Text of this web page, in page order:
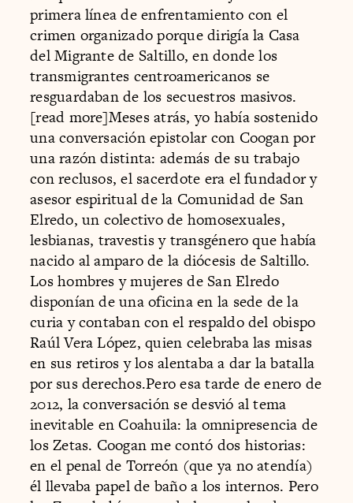
primera línea de enfrentamiento con el
crimen organizado porque dirigía la Casa
del Migrante de Saltillo, en donde los
transmigrantes centroamericanos se
resguardaban de los secuestros masivos.
[read more]Meses atrás, yo había sostenido
una conversación epistolar con Coogan por
una razón distinta: además de su trabajo
con reclusos, el sacerdote era el fundador y
asesor espiritual de la Comunidad de San
Elredo, un colectivo de homosexuales,
lesbianas, travestis y transgénero que había
nacido al amparo de la diócesis de Saltillo.
Los hombres y mujeres de San Elredo
disponían de una oficina en la sede de la
curia y contaban con el respaldo del obispo
Raúl Vera López, quien celebraba las misas
en sus retiros y los alentaba a dar la batalla
por sus derechos.Pero esa tarde de enero de
2012, la conversación se desvió al tema
inevitable en Coahuila: la omnipresencia de
los Zetas. Coogan me contó dos historias:
en el penal de Torreón (que ya no atendía)
él llevaba papel de baño a los internos. Pero